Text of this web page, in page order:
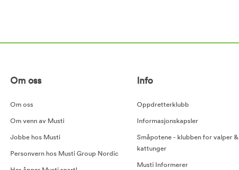
Om oss
Om oss
Om venn av Musti
Jobbe hos Musti
Personvern hos Musti Group Nordic
Info
Oppdretterklubb
Informasjonskapsler
Småpotene - klubben for valper &
kattunger
Musti Informerer